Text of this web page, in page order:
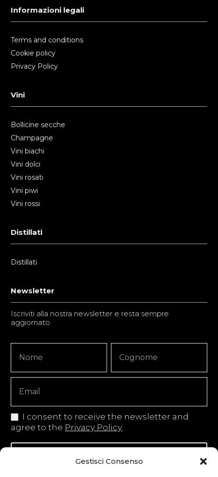
Gestisci Consenso
Informazioni legali
Terms and conditions
Cookie policy
Privacy Policy
Vini
Bollicine secche
Champagne
Vini biachi
Vini dolci
Vini rosati
Vini piwi
Vini rossi
Distillati
Distillati
Newsletter
Iscriviti alla nostra newsletter e resta sempre
aggiornato
Signup
Copy
I consent to receive the newsletter and
agree to the Privacy Policy
Iscriviti alla newsletter